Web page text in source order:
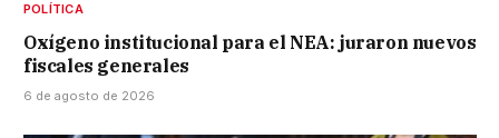
POLÍTICA
Oxígeno institucional para el NEA: juraron nuevos
fiscales generales
6 de agosto de 2026